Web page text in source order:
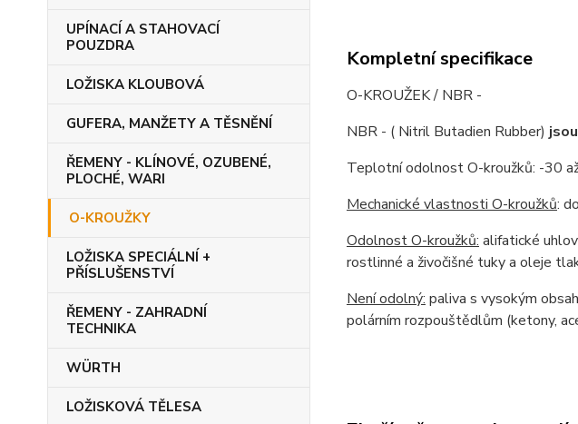
UPÍNACÍ A STAHOVACÍ
POUZDRA
LOŽISKA KLOUBOVÁ
GUFERA, MANŽETY A TĚSNĚNÍ
ŘEMENY - KLÍNOVÉ, OZUBENÉ,
PLOCHÉ, WARI
O-KROUŽKY
LOŽISKA SPECIÁLNÍ +
PŘÍSLUŠENSTVÍ
ŘEMENY - ZAHRADNÍ
TECHNIKA
WÜRTH
LOŽISKOVÁ TĚLESA
Kompletní specifikace
O-KROUŽEK / NBR -
NBR - ( Nitril Butadien Rubber)
Teplotní odolnost O-kroužků: -30
Mechanické vlastnosti O-kroužků:
Odolnost O-kroužků: alifatické
rostlinné a živočišné tuky a oleje
Není odolný: paliva s vysokým
polárním rozpouštědlům (ketony,